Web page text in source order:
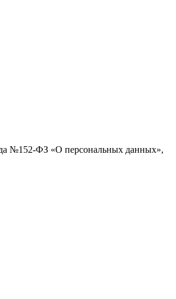
№152-ФЗ «О персональных данных»,